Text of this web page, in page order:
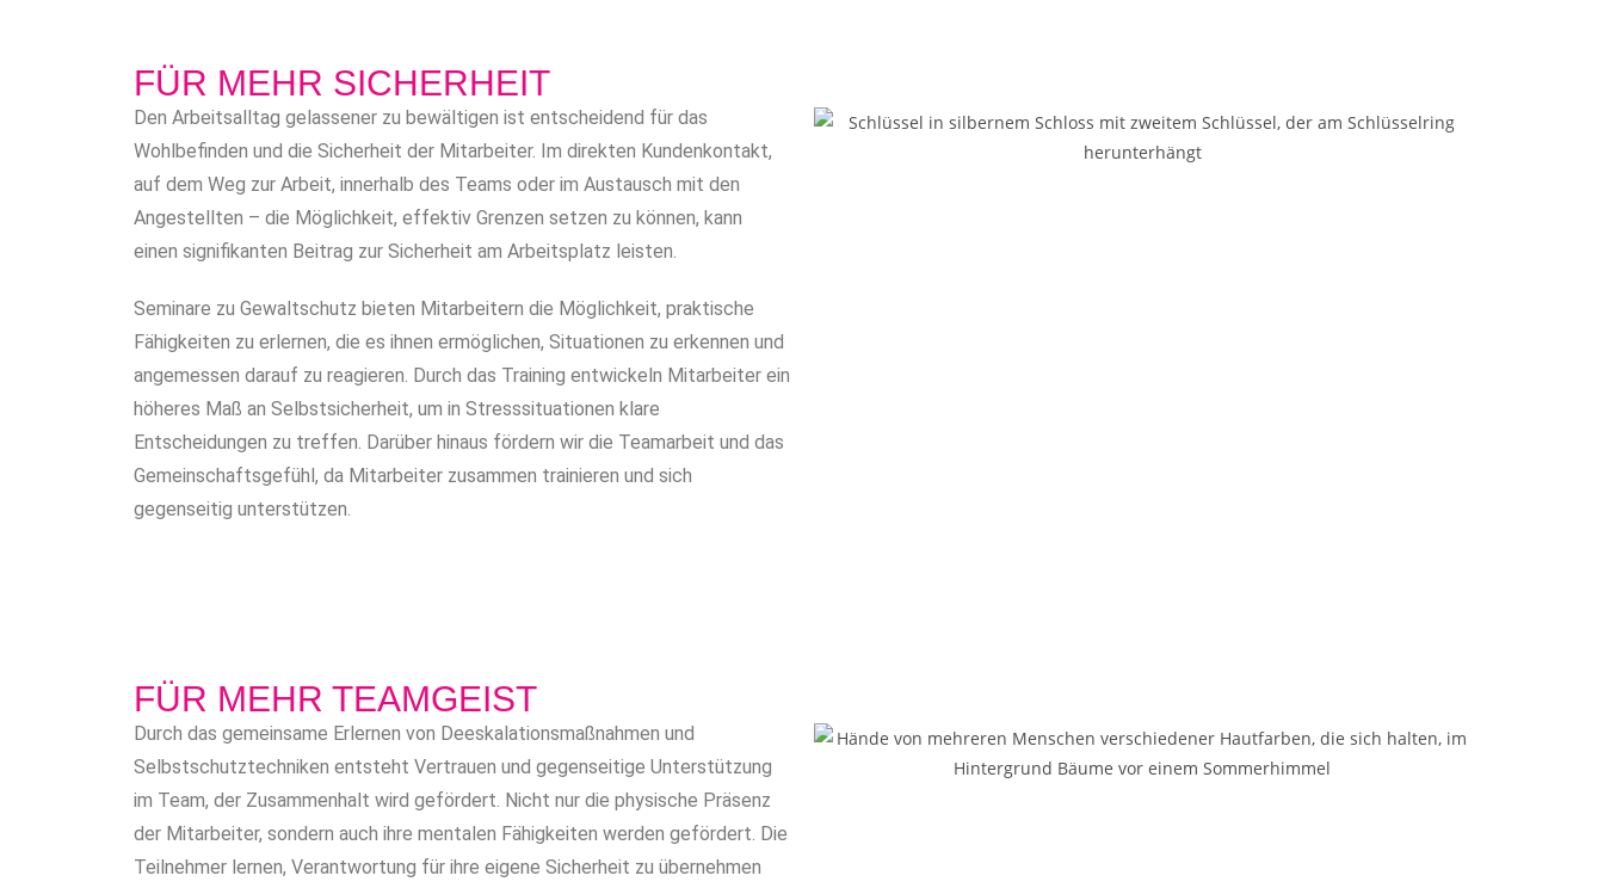
FÜR MEHR SICHERHEIT
Den Arbeitsalltag gelassener zu bewältigen ist entscheidend für das
Wohlbefinden und die Sicherheit der Mitarbeiter. Im direkten Kundenkontakt,
auf dem Weg zur Arbeit, innerhalb des Teams oder im Austausch mit den
Angestellten – die Möglichkeit, effektiv Grenzen setzen zu können, kann
einen signifikanten Beitrag zur Sicherheit am Arbeitsplatz leisten.
Seminare zu Gewaltschutz bieten Mitarbeitern die Möglichkeit, praktische
Fähigkeiten zu erlernen, die es ihnen ermöglichen, Situationen zu erkennen und
angemessen darauf zu reagieren. Durch das Training entwickeln Mitarbeiter ein
höheres Maß an Selbstsicherheit, um in Stresssituationen klare
Entscheidungen zu treffen. Darüber hinaus fördern wir die Teamarbeit und das
Gemeinschaftsgefühl, da Mitarbeiter zusammen trainieren und sich
gegenseitig unterstützen.
FÜR MEHR TEAMGEIST
Durch das gemeinsame Erlernen von Deeskalationsmaßnahmen und
Selbstschutztechniken entsteht Vertrauen und gegenseitige Unterstützung
im Team, der Zusammenhalt wird gefördert. Nicht nur die physische Präsenz
der Mitarbeiter, sondern auch ihre mentalen Fähigkeiten werden gefördert. Die
Teilnehmer lernen, Verantwortung für ihre eigene Sicherheit zu übernehmen